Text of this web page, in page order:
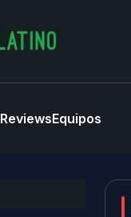
ReviewsEquipos